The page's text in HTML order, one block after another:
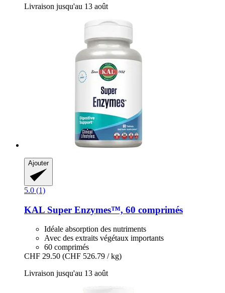
Livraison jusqu'au 13 août
Ajouter
5.0 (1)
KAL Super Enzymes™, 60 comprimés
Idéale absorption des nutriments
Avec des extraits végétaux importants
60 comprimés
CHF 29.50 (CHF 526.79 / kg)
Livraison jusqu'au 13 août